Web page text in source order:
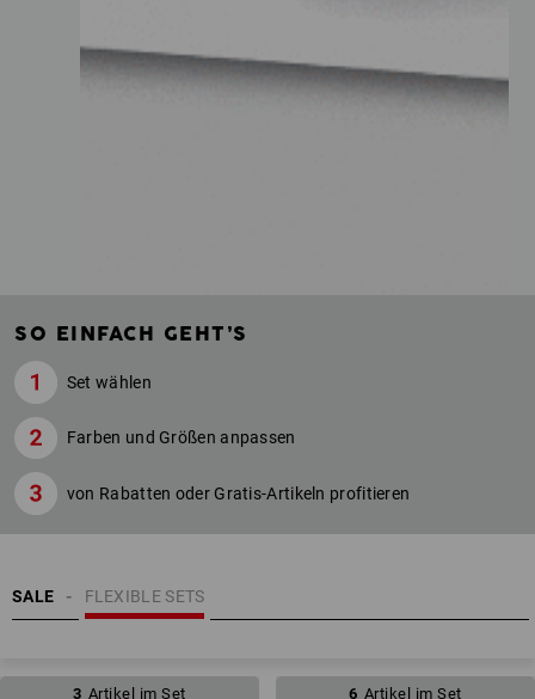
SO EINFACH GEHT’S
Set wählen
Farben und Größen anpassen
von Rabatten oder Gratis-Artikeln profitieren
SALE FLEXIBLE SETS
3 Artikel im Set 6 Artikel im Set